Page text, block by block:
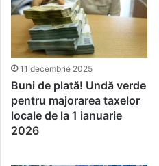
11 decembrie 2025
Buni de plată! Undă verde
pentru majorarea taxelor
locale de la 1 ianuarie
2026